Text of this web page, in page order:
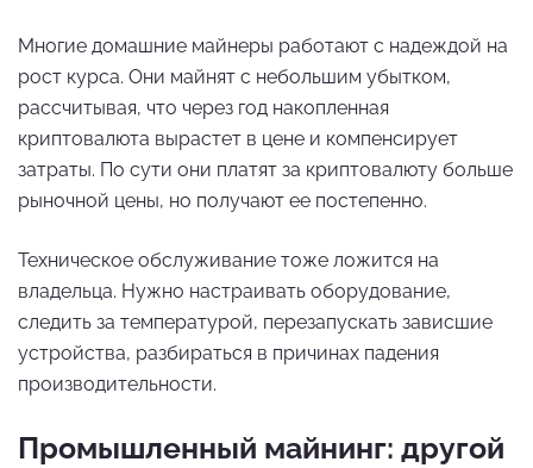
Многие домашние майнеры работают с надеждой на
рост курса. Они майнят с небольшим убытком,
рассчитывая, что через год накопленная
криптовалюта вырастет в цене и компенсирует
затраты. По сути они платят за криптовалюту больше
рыночной цены, но получают ее постепенно.
Техническое обслуживание тоже ложится на
владельца. Нужно настраивать оборудование,
следить за температурой, перезапускать зависшие
устройства, разбираться в причинах падения
производительности.
Промышленный майнинг: другой